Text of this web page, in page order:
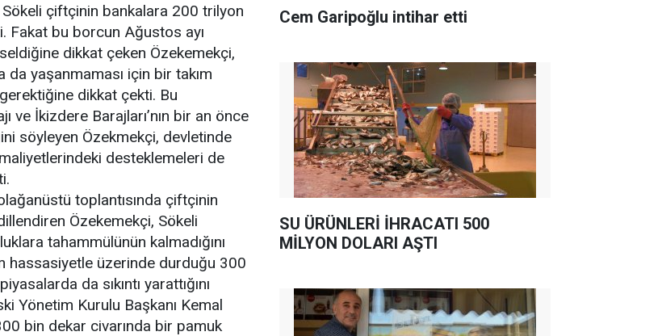
Sökeli çiftçinin bankalara 200 trilyon
Fakat bu borcun Ağustos ayı
dikkat çeken Özekemekçi,
da yaşanmaması için bir takım
dikkat çekti. Bu
ve İkizdere Barajları’nın bir an önce
söyleyen Özekmekçi, devletinde
desteklemeleri de
toplantısında çiftçinin
Özekemekçi, Sökeli
tahammülünün kalmadığını
hassasiyetle üzerinde durduğu 300
da sıkıntı yarattığını
Yönetim Kurulu Başkanı Kemal
bin dekar civarında bir pamuk
Cem Garipoğlu intihar etti
SU ÜRÜNLERİ İHRACATI 500
MİLYON DOLARI AŞTI